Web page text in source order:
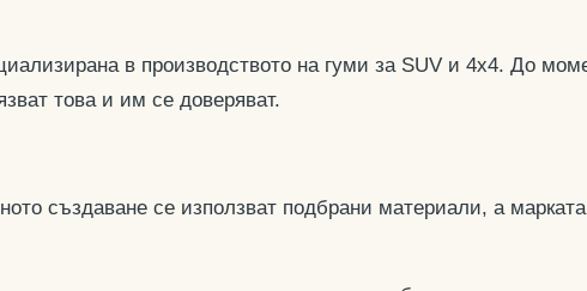
в производството на гуми за SUV и 4х4. До
това и им се доверяват.
създаване се използват подбрани материали, а марката